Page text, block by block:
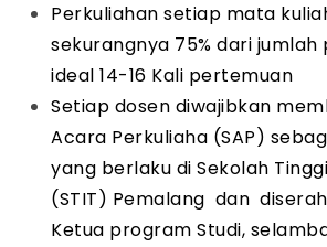
Perkuliahan setiap mata
sekurangnya 75% dari
ideal 14-16 Kali pertemuan
Setiap dosen diwajibkan
Acara Perkuliaha (SAP)
yang berlaku di Sekolah
(STIT) Pemalang dan
Ketua program Studi,